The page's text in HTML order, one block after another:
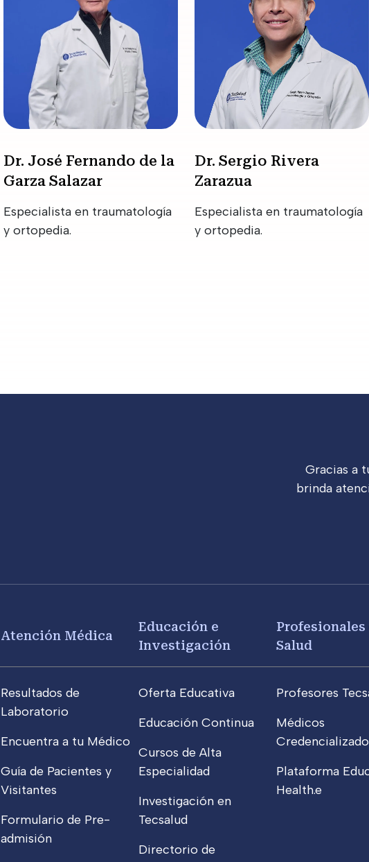
Dr. José Fernando de la
Garza Salazar
Especialista en traumatología
y ortopedia.
Dr. Sergio Rivera
Zarazua
Especialista en traumatología
y ortopedia.
Gracias a
brinda
Atención Médica
Resultados de
Laboratorio
Encuentra a tu Médico
Guía de Pacientes y
Visitantes
Formulario de Pre-
admisión
Educación e
Investigación
Oferta Educativa
Educación Continua
Cursos de Alta
Especialidad
Investigación en
Tecsalud
Directorio de
Profesionales
Salud
Profesores
Médicos
Plataforma
Health.e